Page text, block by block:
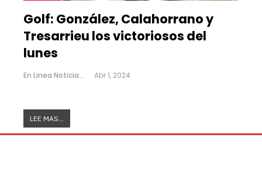
Golf: González, Calahorrano y
Tresarrieu los victoriosos del
lunes
En Linea Noticias Abr 1, 2024
LEE MAS...